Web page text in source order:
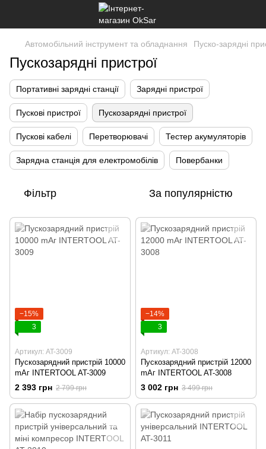
Автомобільний інструмент та обладнання Пуско-зарядні
Пускозарядні пристрої
Портативні зарядні станції Зарядні пристрої
Пускові пристрої Пускозарядні пристрої
Пускові кабелі Перетворювачі Тестер акумуляторів
Зарядна станція для електромобілів Повербанки
Фільтр За популярністю
−15%
3
Артикул: AT-3009
Пускозарядний пристрій 10000
mАг INTERTOOL AT-3009
2 393 грн 2 799 грн
−14%
3
Артикул: AT-3008
Пускозарядний пристрій 12000
mАг INTERTOOL AT-3008
3 002 грн 3 499 грн